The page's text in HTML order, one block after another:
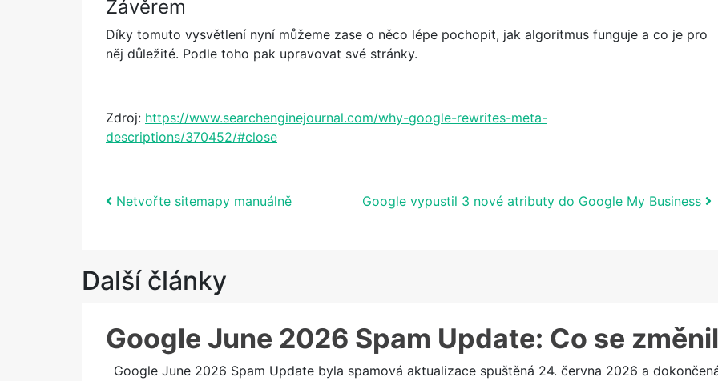
Závěrem
Díky tomuto vysvětlení nyní můžeme zase o něco lépe pochopit, jak algoritmus funguje a co je pro
něj důležité. Podle toho pak upravovat své stránky.
Zdroj: https://www.searchenginejournal.com/why-google-rewrites-meta-
descriptions/370452/#close
Post navigation
Netvořte sitemapy manuálně Google vypustil 3 nové atributy do Google My Business
Další články
Google June 2026 Spam Update: Co se
Google June 2026 Spam Update byla spamová aktualizace spuštěná 24. června 2026 a